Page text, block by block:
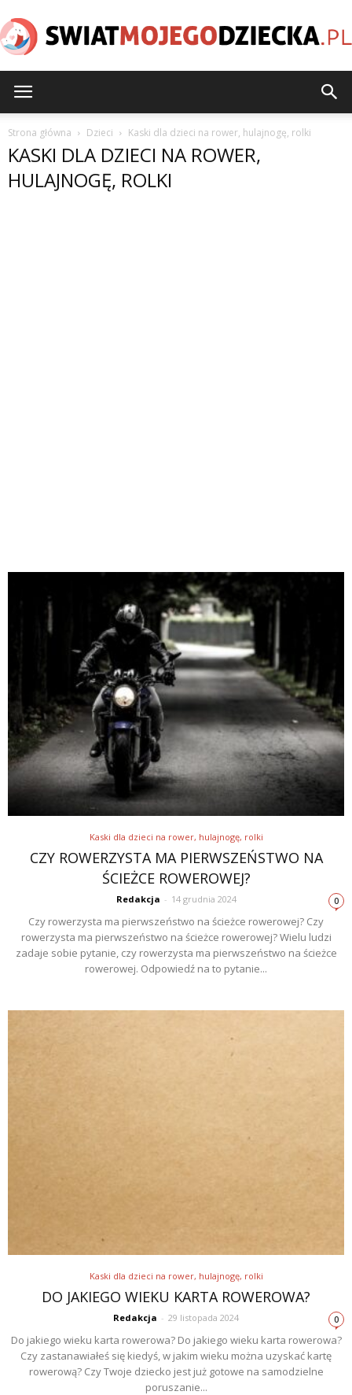
Strona główna Dzieci Kaski dla dzieci na rower, hulajnogę, rolki
KASKI DLA DZIECI NA ROWER,
HULAJNOGĘ, ROLKI
Kaski dla dzieci na rower, hulajnogę, rolki
CZY ROWERZYSTA MA PIERWSZEŃSTWO NA
ŚCIEŻCE ROWEROWEJ?
Redakcja - 14 grudnia 2024 0
Czy rowerzysta ma pierwszeństwo na ścieżce rowerowej? Czy
rowerzysta ma pierwszeństwo na ścieżce rowerowej? Wielu ludzi
zadaje sobie pytanie, czy rowerzysta ma pierwszeństwo na ścieżce
rowerowej. Odpowiedź na to pytanie...
Kaski dla dzieci na rower, hulajnogę, rolki
DO JAKIEGO WIEKU KARTA ROWEROWA?
Redakcja - 29 listopada 2024 0
Do jakiego wieku karta rowerowa? Do jakiego wieku karta rowerowa?
Czy zastanawiałeś się kiedyś, w jakim wieku można uzyskać kartę
rowerową? Czy Twoje dziecko jest już gotowe na samodzielne
poruszanie...